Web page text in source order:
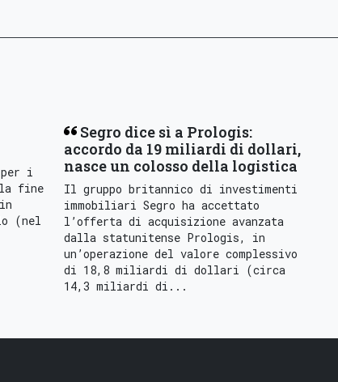
per i
fine
(nel
Segro dice sì a Prologis:
accordo da 19 miliardi di dollari,
nasce un colosso della logistica
Il gruppo britannico di investimenti
immobiliari Segro ha accettato
l’offerta di acquisizione avanzata
dalla statunitense Prologis, in
un’operazione del valore complessivo
di 18,8 miliardi di dollari (circa
14,3 miliardi di...